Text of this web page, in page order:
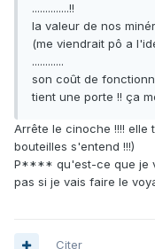
..............!!
la valeur de nos
(me viendrait pô a
............
son coût de
tient une porte !! ça
Arrête le cinoche !!!! elle
bouteilles s'entend !!!)
P**** qu'est-ce que je
pas si je vais faire le
Citer